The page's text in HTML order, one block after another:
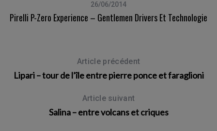
26/06/2014
Pirelli P-Zero Experience – Gentlemen Drivers Et Technologie
Article précédent
Lipari – tour de l’île entre pierre ponce et faraglioni
Article suivant
Salina – entre volcans et criques